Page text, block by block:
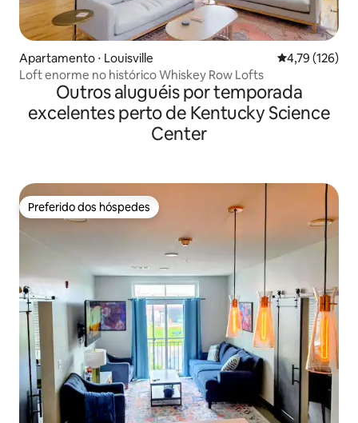
Apartamento ⋅ Louisville 4,79 de uma
4,79 (126)
Loft enorme no histórico Whiskey Row Lofts
Outros aluguéis por temporada
excelentes perto de Kentucky Science
Center
Preferido dos hóspedes
Preferido dos hóspedes